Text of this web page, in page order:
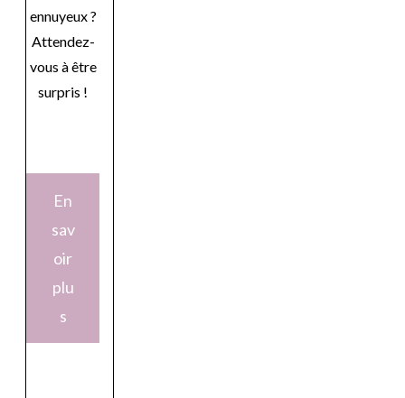
ennuyeux ?
Attendez-
vous à être
surpris !
En
sav
oir
plu
s